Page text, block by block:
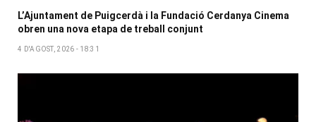
L’Ajuntament de Puigcerdà i la Fundació Cerdanya Cinema
obren una nova etapa de treball conjunt
4 D'AGOST, 2026 - 18:31